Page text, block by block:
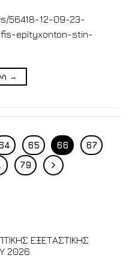
56418-12-09-23-
epityxonton-stin-
→
65 66
67
79
ΕΞΕΤΑΣΤΙΚΗΣ
2026